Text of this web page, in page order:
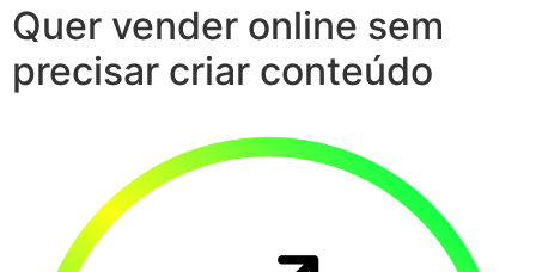
Quer vender online sem
precisar criar conteúdo